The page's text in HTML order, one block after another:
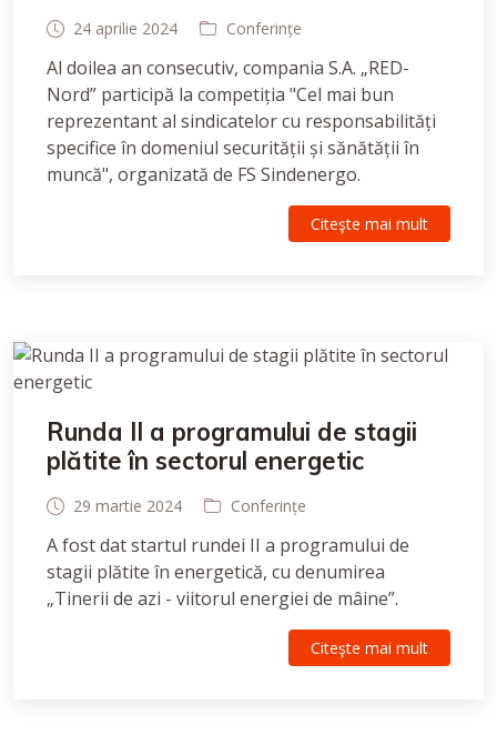
24 aprilie 2024 Conferințe
Al doilea an consecutiv, compania S.A. „RED-
Nord” participă la competiția "Cel mai bun
reprezentant al sindicatelor cu responsabilități
specifice în domeniul securității și sănătății în
muncă", organizată de FS Sindenergo.
Citeşte mai mult
Runda II a programului de stagii
plătite în sectorul energetic
29 martie 2024 Conferințe
A fost dat startul rundei II a programului de
stagii plătite în energetică, cu denumirea
„Tinerii de azi - viitorul energiei de mâine”.
Citeşte mai mult